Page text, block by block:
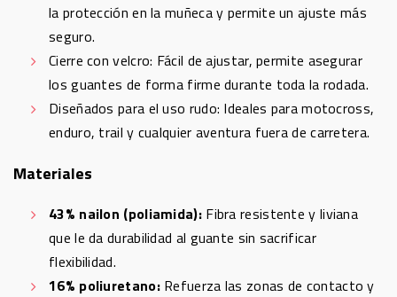
la protección en la muñeca y permite un ajuste más
seguro.
Cierre con velcro: Fácil de ajustar, permite asegurar
los guantes de forma firme durante toda la rodada.
Diseñados para el uso rudo: Ideales para motocross,
enduro, trail y cualquier aventura fuera de carretera.
Materiales
43% nailon (poliamida): Fibra resistente y liviana
que le da durabilidad al guante sin sacrificar
flexibilidad.
16% poliuretano: Refuerza las zonas de contacto y